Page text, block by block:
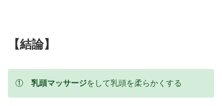
【結論】
① 乳頭マッサージをして乳頭を柔らかくする